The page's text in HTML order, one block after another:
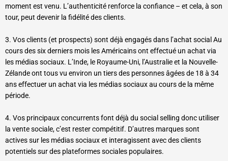
moment est venu. L’authenticité renforce la confiance – et cela, à son
tour, peut devenir la fidélité des clients.
3. Vos clients (et prospects) sont déjà engagés dans l’achat social Au
cours des six derniers mois les Américains ont effectué un achat via
les médias sociaux. L’Inde, le Royaume-Uni, l’Australie et la Nouvelle-
Zélande ont tous vu environ un tiers des personnes âgées de 18 à 34
ans effectuer un achat via les médias sociaux au cours de la même
période.
4. Vos principaux concurrents font déjà du social selling donc utiliser
la vente sociale, c’est rester compétitif. D’autres marques sont
actives sur les médias sociaux et interagissent avec des clients
potentiels sur des plateformes sociales populaires.